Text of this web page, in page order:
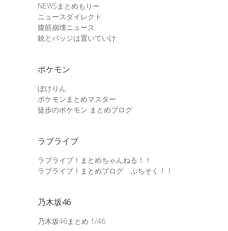
NEWSまとめもりー
ニュースダイレクト
腹筋崩壊ニュース
銃とバッジは置いていけ
ポケモン
ぽけりん
ポケモンまとめマスター
徒歩のポケモン まとめブログ
ラブライブ
ラブライブ！まとめちゃんねる！！
ラブライブ！まとめブログ ぷちそく！！
乃木坂46
乃木坂46まとめ 1/46